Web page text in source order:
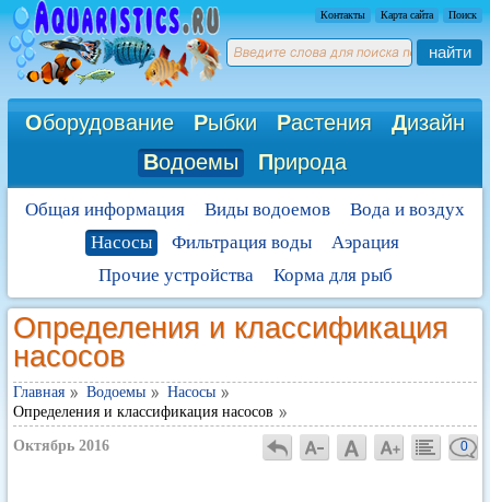
Контакты Карта сайта Поиск
найти
Оборудование Рыбки Растения Дизайн
Водоемы Природа
Общая информация Виды водоемов
Вода и воздух
Насосы
Фильтрация воды
Аэрация
Прочие устройства
Корма для рыб
Определения и классификация
насосов
Главная Водоемы
Насосы
Определения и классификация насосов
Октябрь 2016 0